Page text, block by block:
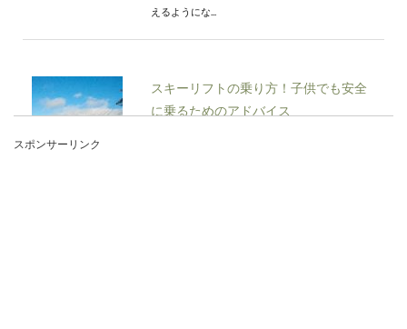
えるようにな...
スキーリフトの乗り方！子供でも安全
に乗るためのアドバイス
スポンサーリンク